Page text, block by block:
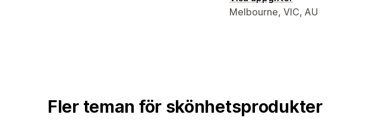
Designerns kontaktuppgifter
Melbourne, VIC, AU
Fler teman för skönhetsprodukter